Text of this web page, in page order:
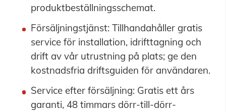
produktbeställningsschemat.
Försäljningstjänst: Tillhandahåller gratis
service för installation, idrifttagning och
drift av vår utrustning på plats; ge den
kostnadsfria driftsguiden för användaren.
Service efter försäljning: Gratis ett års
garanti, 48 timmars dörr-till-dörr-